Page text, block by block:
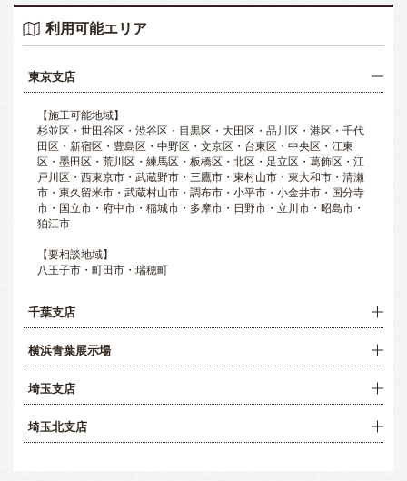
利用可能エリア
東京支店
【施工可能地域】
杉並区・世田谷区・渋谷区・目黒区・大田区・品川区・港区・千代
田区・新宿区・豊島区・中野区・文京区・台東区・中央区・江東
区・墨田区・荒川区・練馬区・板橋区・北区・足立区・葛飾区・江
戸川区・西東京市・武蔵野市・三鷹市・東村山市・東大和市・清瀬
市・東久留米市・武蔵村山市・調布市・小平市・小金井市・国分寺
市・国立市・府中市・稲城市・多摩市・日野市・立川市・昭島市・
狛江市
【要相談地域】
八王子市・町田市・瑞穂町
千葉支店
横浜青葉展示場
埼玉支店
埼玉北支店